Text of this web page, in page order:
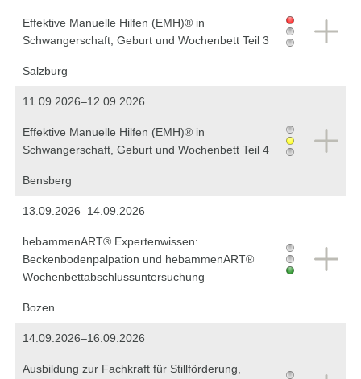
Effektive Manuelle Hilfen (EMH)® in
Schwangerschaft, Geburt und Wochenbett Teil 3
Salzburg
11.09.2026–12.09.2026
Effektive Manuelle Hilfen (EMH)® in
Schwangerschaft, Geburt und Wochenbett Teil 4
Bensberg
13.09.2026–14.09.2026
hebammenART® Expertenwissen:
Beckenbodenpalpation und hebammenART®
Wochenbettabschlussuntersuchung
Bozen
14.09.2026–16.09.2026
Ausbildung zur Fachkraft für Stillförderung,